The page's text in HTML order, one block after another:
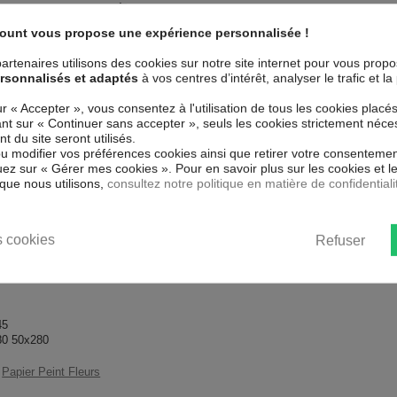
et aux rayures est à poser au
l'installer dans toutes les
parfait même pour la chambre à
numérique en résolution
l'eau et très durable.
et laisse respirer le
un moyen simple et pas
tous les goût.
carton.
50x280
Collection
Couleur marketing
Impression
Résolution
Papier Peint Fleurs
vous propose une expérience personnalisée !
utilisons des cookies sur notre site internet pour vous
et adaptés à vos centres d’intérêt, analyser le trafic et
« Accepter », vous consentez à l'utilisation de tous les cookies
sur « Continuer sans accepter », seuls les cookies strictement
du site seront utilisés.
modifier vos préférences cookies ainsi que retirer votre
sur « Gérer mes cookies ». Pour en savoir plus sur les cookies et
nous utilisons, consultez notre politique en matière de
Refuser
cookies